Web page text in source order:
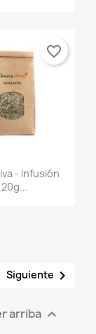
rápida
- Infusión
favorite_border
Siguiente 
arriba 